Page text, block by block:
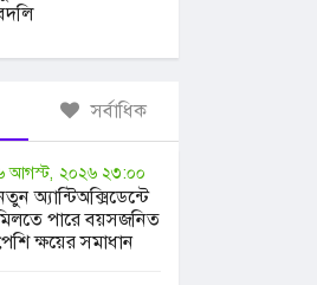
সর্বাধিক
আগস্ট, ২০২৬ ২৩:০০
অ্যান্টিঅক্সিডেন্টে
পারে বয়সজনিত
ক্ষয়ের সমাধান